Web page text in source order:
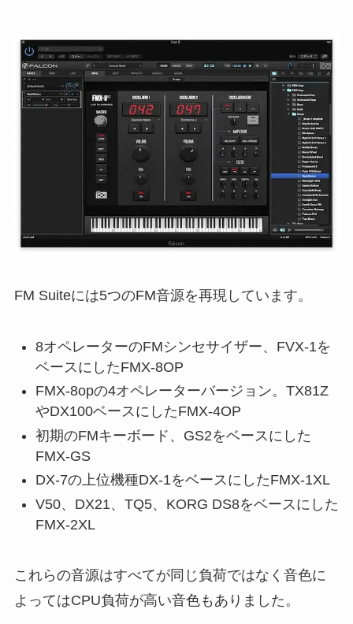
FM Suiteには5つのFM音源を再現しています。
8オペレーターのFMシンセサイザー、FVX-1を
ベースにしたFMX-8OP
FMX-8opの4オペレーターバージョン。TX81Z
やDX100ベースにしたFMX-4OP
初期のFMキーボード、GS2をベースにした
FMX-GS
DX-7の上位機種DX-1をベースにしたFMX-1XL
V50、DX21、TQ5、KORG DS8をベースにした
FMX-2XL
これらの音源はすべてが同じ負荷ではなく音色に
よってはCPU負荷が高い音色もありました。